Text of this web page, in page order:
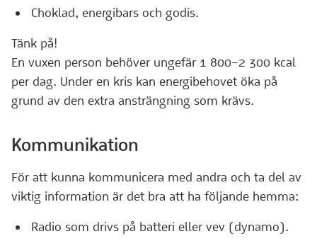
Choklad, energibars och godis.
Tänk på!
En vuxen person behöver ungefär 1 800–2 300 kcal
per dag. Under en kris kan energibehovet öka på
grund av den extra ansträngning som krävs.
Kommunikation
För att kunna kommunicera med andra och ta del av
viktig information är det bra att ha följande hemma:
Radio som drivs på batteri eller vev (dynamo).